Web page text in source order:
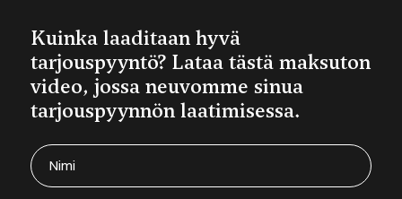
Kuinka laaditaan hyvä
tarjouspyyntö? Lataa tästä maksuton
video, jossa neuvomme sinua
tarjouspyynnön laatimisessa.
Nimi
(Required)